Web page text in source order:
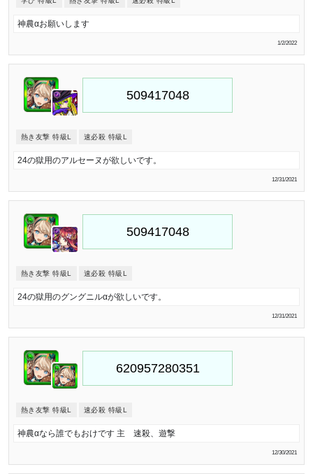
神農‪α‬お願いします
1/2/2022
熱き友撃 特級L 速必殺 特級L
24の獄用のアルセーヌが欲しいです。
12/31/2021
熱き友撃 特級L 速必殺 特級L
24の獄用のグングニルαが欲しいです。
12/31/2021
熱き友撃 特級L 速必殺 特級L
神農αなら誰でもおけです 主 速殺、遊撃
12/30/2021